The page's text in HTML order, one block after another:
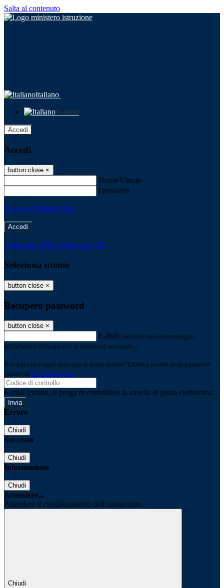
Salta al contenuto
Italiano
Italiano
Accedi
Accedi
button close ×
Nome Utente
Password
Password dimenticata?
-
Entra con SPID Entra con CIE
Seleziona utente
button close ×
Recupero password
button close ×
E-mail Verrà inviato un messaggio
all'indirizzo indicato con le istruzioni necessarie.
Non hai una e-mail associata al nome utente? Effettua il reset della password
tramite la Login Spaggiari
E-mail inviata, si prega di controllare la casella di posta elettronica!
Errore
Chiudi
Successo
Chiudi
Informazione
Chiudi
Attendere...
Attendere il completamento dell'operazione...
Chiudi